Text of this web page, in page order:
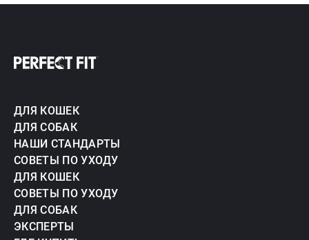
ДЛЯ КОШЕК
ДЛЯ СОБАК
НАШИ СТАНДАРТЫ
СОВЕТЫ ПО УХОДУ
ДЛЯ КОШЕК
СОВЕТЫ ПО УХОДУ
ДЛЯ СОБАК
ЭКСПЕРТЫ